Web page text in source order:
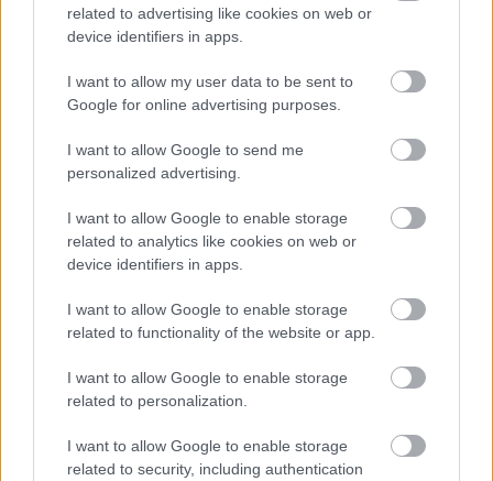
related to advertising like cookies on web or
device identifiers in apps.
I want to allow my user data to be sent to
Google for online advertising purposes.
I want to allow Google to send me
personalized advertising.
I want to allow Google to enable storage
related to analytics like cookies on web or
device identifiers in apps.
I want to allow Google to enable storage
related to functionality of the website or app.
I want to allow Google to enable storage
related to personalization.
I want to allow Google to enable storage
related to security, including authentication
2024. 07. 25.|Kultúrpart
Baranya legnagyobb összművészeti fesztiválja július 30. és
otthont.
tovább